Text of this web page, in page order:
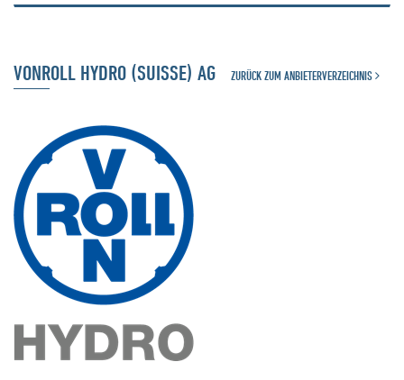
VONROLL HYDRO (SUISSE) AG ZURÜCK ZUM ANBIETERVERZEICHNIS